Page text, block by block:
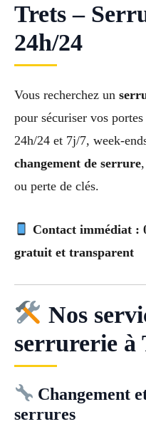
Trets –
24h/24
Vous recherchez un
pour sécuriser vos
24h/24 et 7j/7, week-
changement de serrure
ou perte de clés.
Contact immédiat :
gratuit et transparent
Nos
serrurerie à
Changement
serrures